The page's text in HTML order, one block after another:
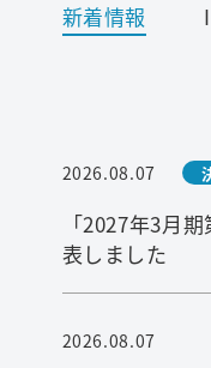
プライバ
新着情報
2026.08.07
「2027年3月
表しました
2026.08.07